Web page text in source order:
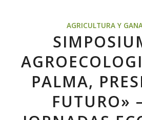
AGRICULTURA Y
PALMA,
FUTURO»